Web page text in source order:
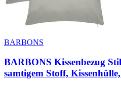
BARBONS
BARBONS Kissenbezug
samtigem Stoff,